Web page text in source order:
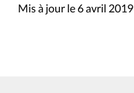
Mis à jour le 6 avril 2019